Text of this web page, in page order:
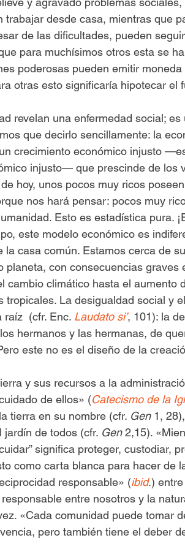
trabajar desde casa, mientras que
de las dificultades, pueden
para muchísimos otros esta se
poderosas pueden emitir
otras esto significaría hipotecar el
revelan una enfermedad social;
que decirlo sencillamente: la
crecimiento económico injusto
injusto— que prescinde de los
hoy, unos pocos muy ricos
nos hará pensar: pocos muy
Esto es estadística pura.
este modelo económico es
la casa común. Estamos cerca de
planeta, con consecuencias graves
cambio climático hasta el aumento
tropicales. La desigualdad social y
(cfr. Enc. Laudato si’, 101): la
hermanos y las hermanas, de
este no es el diseño de la
y sus recursos a la
de ellos» (Catecismo de la
tierra en su nombre (cfr. Gen 1,
de todos (cfr. Gen 2,15).
significa proteger, custodiar,
como carta blanca para hacer de
responsable» (ibid.)
entre nosotros y la
«Cada comunidad puede tomar
pero también tiene el deber